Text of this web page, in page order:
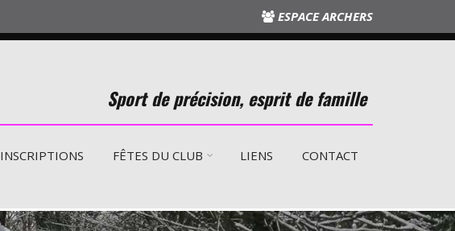
ESPACE ARCHERS
Sport de précision, esprit de famille
INSCRIPTIONS FÊTES DU CLUB LIENS CONTACT